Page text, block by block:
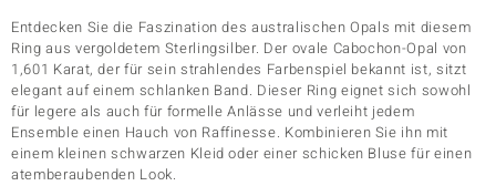
Entdecken Sie die Faszination des australischen Opals mit diesem
Ring aus vergoldetem Sterlingsilber. Der ovale Cabochon-Opal von
1,601 Karat, der für sein strahlendes Farbenspiel bekannt ist, sitzt
elegant auf einem schlanken Band. Dieser Ring eignet sich sowohl
für legere als auch für formelle Anlässe und verleiht jedem
Ensemble einen Hauch von Raffinesse. Kombinieren Sie ihn mit
einem kleinen schwarzen Kleid oder einer schicken Bluse für einen
atemberaubenden Look.